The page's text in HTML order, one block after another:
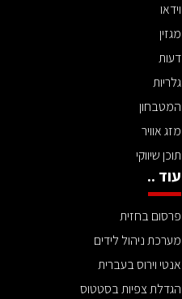
וידאו
מגזין
דעות
גלריות
המטבחון
מזג אוויר
תוכן שיווקי
עוד ..
פרסום בחזית
מערכת ניהול לידים
אנטי וירוס בעברית
הגדלת צפיות בסטטוס